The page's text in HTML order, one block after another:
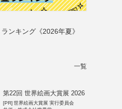
ンキング《2026年夏》
一覧
第22回 世界絵画大賞展 2026
[PR] 世界絵画大賞展 実行委員会